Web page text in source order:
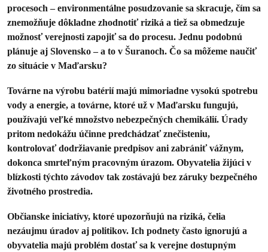
procesoch – environmentálne posudzovanie sa skracuje, čím sa
znemožňuje dôkladne zhodnotiť riziká a tiež sa obmedzuje
možnosť verejnosti zapojiť sa do procesu. Jednu podobnú
plánuje aj Slovensko – a to v Šuranoch. Čo sa môžeme naučiť
zo situácie v Maďarsku?
Továrne na výrobu batérií majú mimoriadne vysokú spotrebu
vody a energie, a továrne, ktoré už v Maďarsku fungujú,
používajú veľké množstvo nebezpečných chemikálií. Úrady
pritom nedokážu účinne predchádzať znečisteniu,
kontrolovať dodržiavanie predpisov ani zabrániť vážnym,
dokonca smrteľným pracovným úrazom. Obyvatelia žijúci v
blízkosti týchto závodov tak zostávajú bez záruky bezpečného
životného prostredia.
Občianske iniciatívy, ktoré upozorňujú na riziká, čelia
nezáujmu úradov aj politikov. Ich podnety často ignorujú a
obyvatelia majú problém dostať sa k verejne dostupným